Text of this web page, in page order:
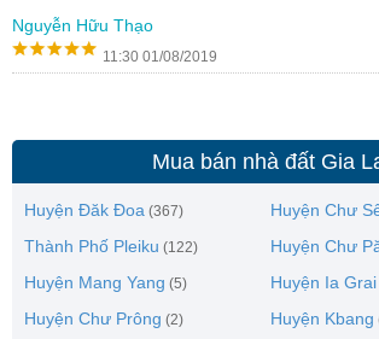
Nguyễn Hữu Thạo
11:30 01/08/2019
Mua bán nhà đất Gia
Huyện Đăk Đoa (367) Huyện Chư
Thành Phố Pleiku (122) Huyện Chư
Huyện Mang Yang (5) Huyện Ia Grai
Huyện Chư Prông (2) Huyện Kbang